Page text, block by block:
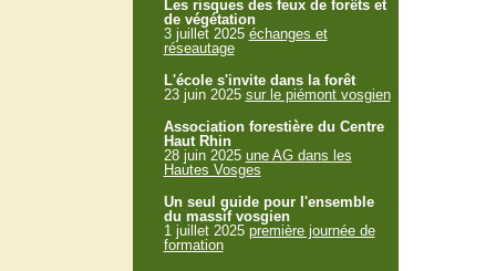
Les risques des feux de forêts et
de végétation
3 juillet 2025 échanges et
réseautage
L'école s'invite dans la forêt
23 juin 2025 sur le piémont vosgien
Association forestière du Centre
Haut Rhin
28 juin 2025 une AG dans les
Hautes Vosges
Un seul guide pour l'ensemble
du massif vosgien
1 juillet 2025 première journée de
formation